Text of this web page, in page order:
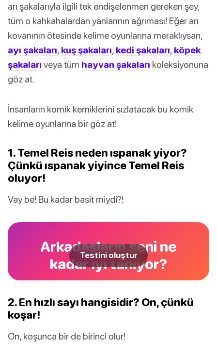
arı şakalarıyla ilgili tek endişelenmen gereken şey,
tüm o kahkahalardan yanlarının ağrıması! Eğer arı
kovanının ötesinde kelime oyunlarına meraklıysan,
ayı şakaları, kuş şakaları, kedi şakaları, köpek
şakaları veya tüm hayvan şakaları koleksiyonuna
göz at.
İnsanların komik kemiklerini sızlatacak bu komik
kelime oyunlarına bir göz at!
1. Temel Reis neden ıspanak yiyor?
Çünkü ıspanak yiyince Temel Reis
oluyor!
Vay be! Bu kadar basit miydi?!
Arkadaşların seni ne
kadar iyi tanıyor?
Testini oluştur
2. En hızlı sayı hangisidir? On, çünkü
koşar!
On, koşunca bir de birinci olur!